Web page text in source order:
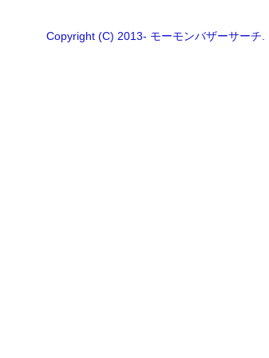
Copyright (C) 2013- モーモンバザーサーチ.